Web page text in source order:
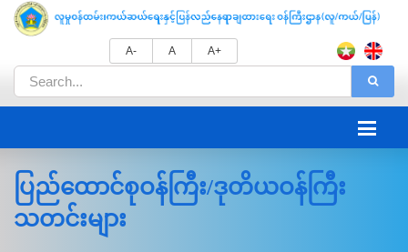
A- A A+
ပြည်ထောင်စုဝန်ကြီး/ဒုတိယဝန်ကြီး
သတင်းများ